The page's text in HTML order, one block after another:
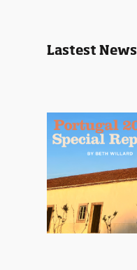
Lastest News